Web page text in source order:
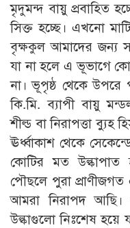
মৃদুমন্দ বায়ু প্রবাহিত
সিক্ত হচ্ছে। এখনো
বৃক্ষকুল আমাদের জন্য
যা না হলে এ ভূভাগে
না। ভূপৃষ্ঠ থেকে উপরে
কি.মি. ব্যাপী বায়ু
শীল্ড বা নিরাপত্তা ব্যুহ
ঊর্ধ্বাকাশ থেকে
কোটির মত উল্কাপাত
পৌছলে পুরা
আমরা নিরাপদ আছি।
উল্কাগুলো নিঃশেষ হয়ে